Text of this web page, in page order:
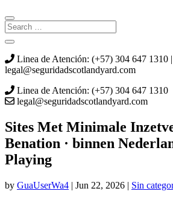
Linea de Atención: (+57) 304 647 1310 |
legal@seguridadscotlandyard.com
Linea de Atención: (+57) 304 647 1310
legal@seguridadscotlandyard.com
Sites Met Minimale
Benation · binnen
Playing
by GuaUserWa4 | Jun 22, 2026 | Sin